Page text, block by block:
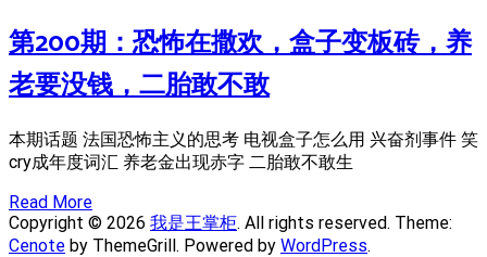
第200期：恐怖在撒欢，盒子变板砖，养
老要没钱，二胎敢不敢
本期话题 法国恐怖主义的思考 电视盒子怎么用 兴奋剂事件 笑
cry成年度词汇 养老金出现赤字 二胎敢不敢生
Read More
Copyright © 2026 我是王掌柜. All rights reserved. Theme:
Cenote by ThemeGrill. Powered by WordPress.